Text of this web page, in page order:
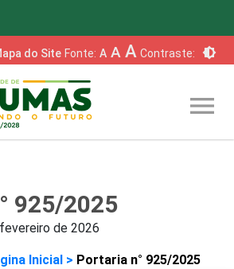
do Site Fonte: A A A Contraste: brightness_6
menu
925/2025
de 2026
Inicial > Portaria n° 925/2025